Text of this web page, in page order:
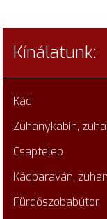
Kínálatunk:
Kád
Zuhanykabin,
Csaptelep
Kádparaván,
Fürdőszobabútor